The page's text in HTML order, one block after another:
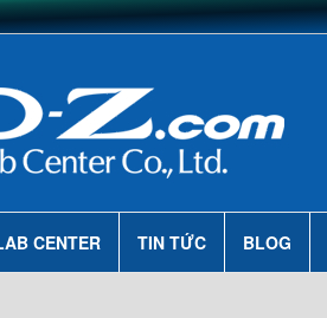
CENTER TIN TỨC BLOG